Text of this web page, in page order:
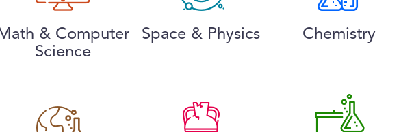
& Computer
Science
Space & Physics Chemistry